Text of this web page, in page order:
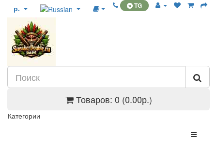
р. TG
Товаров: 0 (0.00р.)
Категории